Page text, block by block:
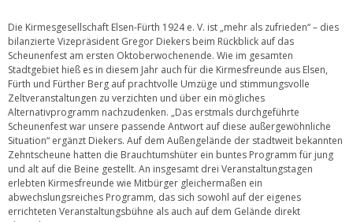
Die Kirmesgesellschaft Elsen-Fürth 1924 e. V. ist „mehr als zufrieden“ – dies
bilanzierte Vizepräsident Gregor Diekers beim Rückblick auf das
Scheunenfest am ersten Oktoberwochenende. Wie im gesamten
Stadtgebiet hieß es in diesem Jahr auch für die Kirmesfreunde aus Elsen,
Fürth und Fürther Berg auf prachtvolle Umzüge und stimmungsvolle
Zeltveranstaltungen zu verzichten und über ein mögliches
Alternativprogramm nachzudenken. „Das erstmals durchgeführte
Scheunenfest war unsere passende Antwort auf diese außergewöhnliche
Situation“ ergänzt Diekers. Auf dem Außengelände der stadtweit bekannten
Zehntscheune hatten die Brauchtumshüter ein buntes Programm für jung
und alt auf die Beine gestellt. An insgesamt drei Veranstaltungstagen
erlebten Kirmesfreunde wie Mitbürger gleichermaßen ein
abwechslungsreiches Programm, das sich sowohl auf der eigenes
errichteten Veranstaltungsbühne als auch auf dem Gelände direkt